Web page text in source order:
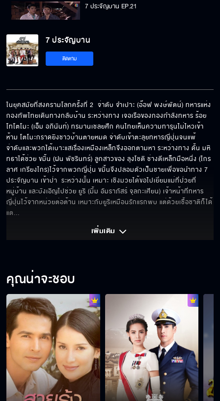
7 ประจัญบาน EP.21
7 ประจัญบาน EP.22
7 ประจัญบาน EP.24
7 ประจัญบาน EP.25
7 ประจัญบาน EP.26
7 ประจัญบาน
ติดตาม
ในยุคสมัยที่สงครามโลกครั้งที่ 2  จ่าดับ จำเปาะ (อ๊อฟ พงษ์พัตน์) ทหารแห่ง
กองทัพไทยเดินทางกลับบ้าน ระหว่างทาง เจอเรือของกองกำลังทหาร ร้อย
โทโตโมะ (เอ็ม อภินันท์) ทรมานเชลยศึก คนไทยเห็นความทารุนไม่ไหวเข้า
ห้าม โตโมะกราดยิงชาวบ้านตายหมด จ่าดับเข้าตะลุยทหารญี่ปุ่นจนแพ้
จ่าดับและพวกได้เบาะแสเรื่องเหมืองเหล็กจึงออกตามหา ระหว่างทาง ดั้น มหิ
ทธาได้ช่วย ขมิ้น (ฝน พัชรินทร์) ลูกสาวของ ลุงโชติ ช่างตีเหล็กมือหนึ่ง (ไกร
ลาศ เกรียงไกร)ไว้จากพวกญี่ปุ่น ขมิ้นจึงปลอมตัวเป็นชายเพื่อขอนำทาง 7
ประจัญบาน เข้าป่า  ระหว่างนั้น เหมาะ เชิงมวยได้ขอไปเยี่ยมแม่ที่ป่วยที่
หมู่บ้าน และบังเอิญไปช่วย ยูริ (มิ้ม อัมราภัสร์ จุลกะเศียน) เจ้าหน้าที่ทหาร
ญี่ปุ่นไว้จากหน่วยต่อต้าน เหมาะกับยูริเหมือนรักแรกพบ แต่ด้วยเชื้อชาติก็ได้
แต...
เพิ่มเติม
คุณน่าจะชอบ